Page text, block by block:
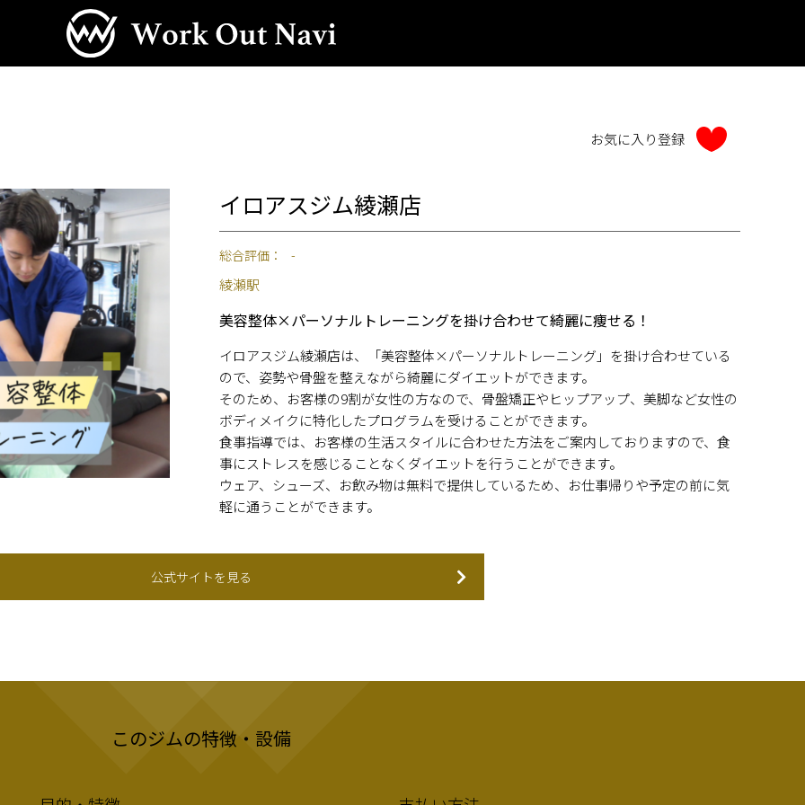
イロアスジム綾瀬店
総合評価： -
綾瀬駅
美容整体×パーソナルトレーニングを掛け合わせて綺麗に痩せる！
イロアスジム綾瀬店は、「美容整体×パーソナルトレーニング」を掛け合わせている
ので、姿勢や骨盤を整えながら綺麗にダイエットができます。
そのため、お客様の9割が女性の方なので、骨盤矯正やヒップアップ、美脚など女性の
ボディメイクに特化したプログラムを受けることができます。
食事指導では、お客様の生活スタイルに合わせた方法をご案内しておりますので、食
事にストレスを感じることなくダイエットを行うことができます。
ウェア、シューズ、お飲み物は無料で提供しているため、お仕事帰りや予定の前に気
軽に通うことができます。
公式サイトを見る
このジムの特徴・設備